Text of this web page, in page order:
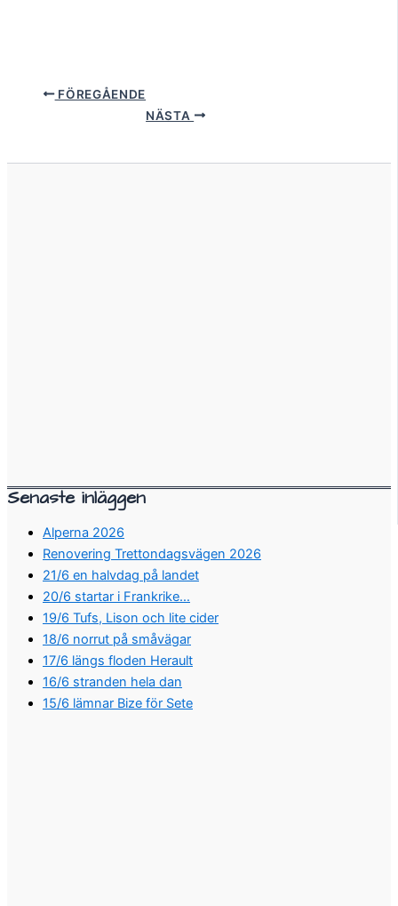
FÖREGÅENDE
NÄSTA
Senaste inläggen
Alperna 2026
Renovering Trettondagsvägen 2026
21/6 en halvdag på landet
20/6 startar i Frankrike…
19/6 Tufs, Lison och lite cider
18/6 norrut på småvägar
17/6 längs floden Herault
16/6 stranden hela dan
15/6 lämnar Bize för Sete